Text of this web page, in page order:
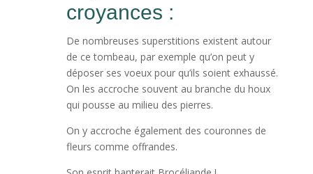
croyances :
De nombreuses superstitions existent autour
de ce tombeau, par exemple qu’on peut y
déposer ses voeux pour qu’ils soient exhaussé.
On les accroche souvent au branche du houx
qui pousse au milieu des pierres.
On y accroche également des couronnes de
fleurs comme offrandes.